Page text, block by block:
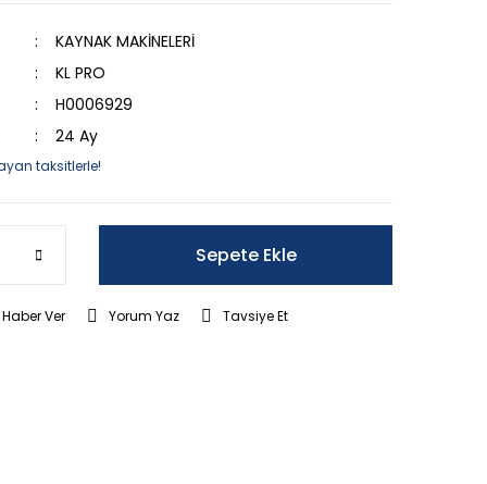
KAYNAK MAKİNELERİ
KL PRO
H0006929
24 Ay
taksitlerle!
Sepete Ekle
Ver Yorum Yaz Tavsiye Et